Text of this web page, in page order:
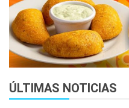
ÚLTIMAS NOTICIAS